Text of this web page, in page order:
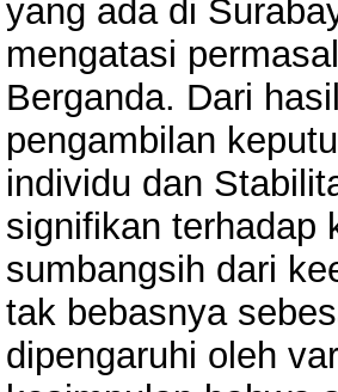
yang ada di
mengatasi
Berganda. Dari
pengambilan
individu dan
signifikan terhadap
sumbangsih dari
tak bebasnya
dipengaruhi oleh